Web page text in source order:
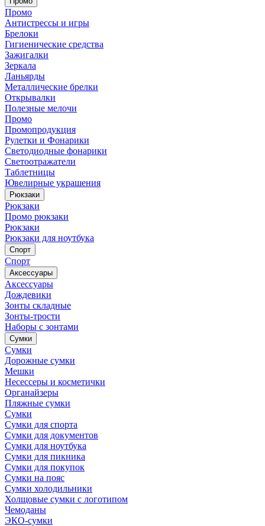
Промо
Антистрессы и игры
Брелоки
Гигиенические средства
Зажигалки
Зеркала
Ланьярды
Металлические брелки
Открывалки
Полезные мелочи
Промо
Промопродукция
Рулетки и Фонарики
Светодиодные фонарики
Светоотражатели
Таблетницы
Ювелирные украшения
Рюкзаки
Рюкзаки
Промо рюкзаки
Рюкзаки
Рюкзаки для ноутбука
Спорт
Спорт
Аксессуары
Аксессуары
Дождевики
Зонты складные
Зонты-трости
Наборы с зонтами
Сумки
Сумки
Дорожные сумки
Мешки
Несессеры и косметички
Органайзеры
Пляжные сумки
Сумки
Сумки для спорта
Сумки для документов
Сумки для ноутбука
Сумки для пикника
Сумки для покупок
Сумки на пояс
Сумки холодильники
Холщовые сумки с логотипом
Чемоданы
ЭКО-сумки